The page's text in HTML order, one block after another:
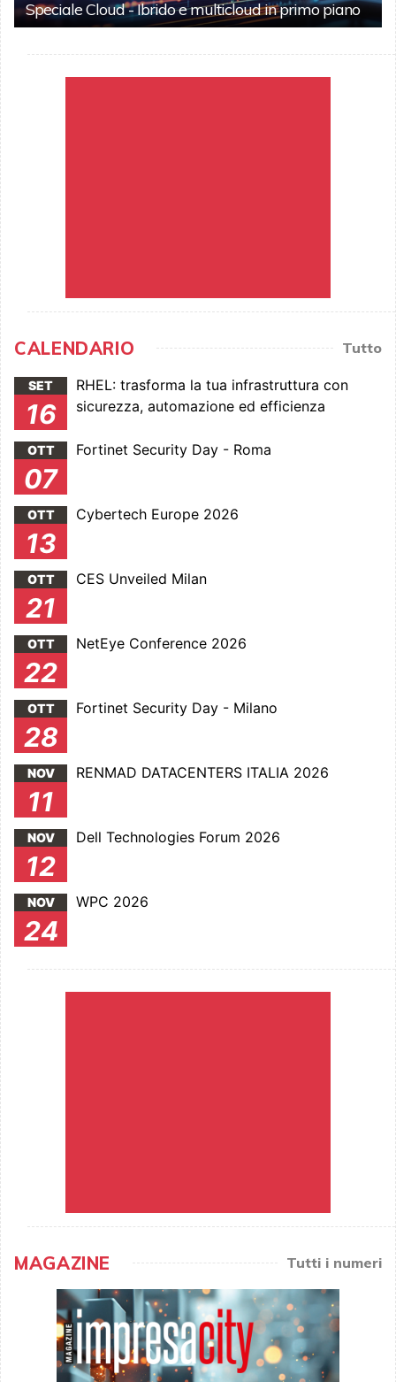
Speciale Cloud - Ibrido e multicloud in primo piano
CALENDARIO Tutto
SET
16
RHEL: trasforma la tua infrastruttura con
sicurezza, automazione ed efficienza
OTT
07
Fortinet Security Day - Roma
OTT
13
Cybertech Europe 2026
OTT
21
CES Unveiled Milan
OTT
22
NetEye Conference 2026
OTT
28
Fortinet Security Day - Milano
NOV
11
RENMAD DATACENTERS ITALIA 2026
NOV
12
Dell Technologies Forum 2026
NOV
24
WPC 2026
MAGAZINE Tutti i numeri